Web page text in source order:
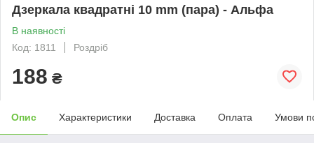
Дзеркала квадратні 10 mm (пара) - Альфа
В наявності
Код: 1811
Роздріб
188 ₴
Опис Характеристики Доставка Оплата Умови